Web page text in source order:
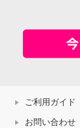
ご利用ガイド
お問い合わせ